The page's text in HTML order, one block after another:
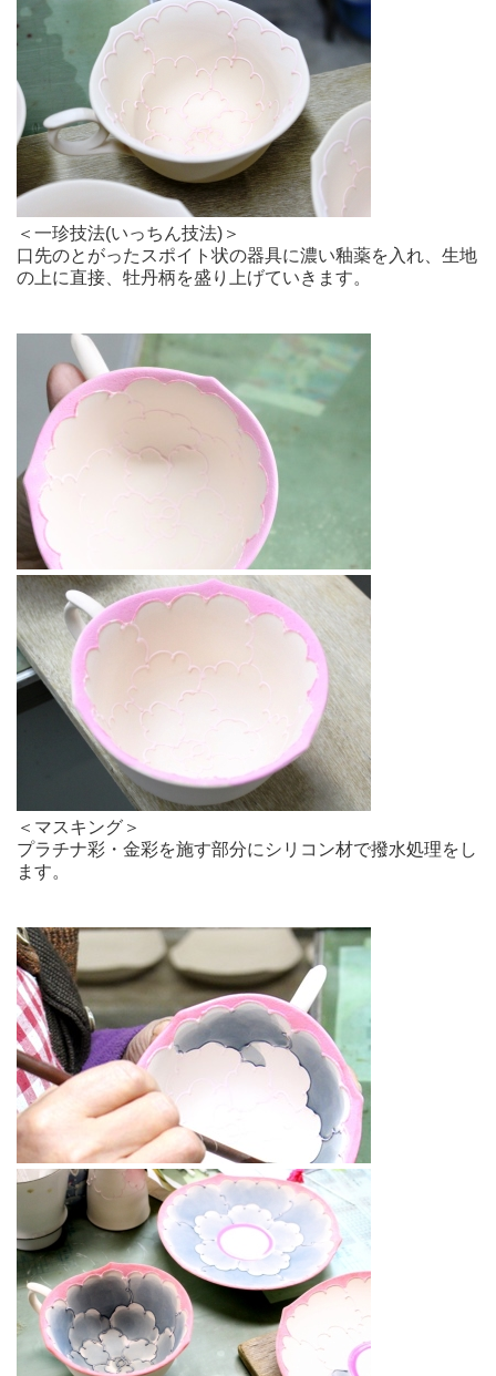
＜一珍技法(いっちん技法)＞
口先のとがったスポイト状の器具に濃い釉薬を入れ、生地
の上に直接、牡丹柄を盛り上げていきます。
＜マスキング＞
プラチナ彩・金彩を施す部分にシリコン材で撥水処理をし
ます。